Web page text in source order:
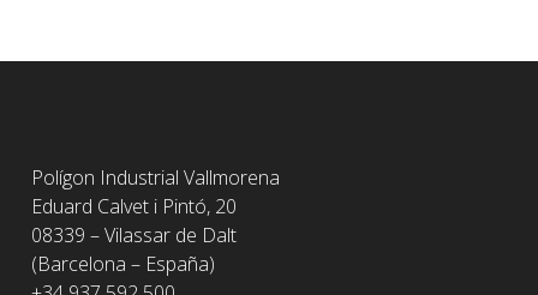
Polígon Industrial Vallmorena
Eduard Calvet i Pintó, 20
08339 – Vilassar de Dalt
(Barcelona – España)